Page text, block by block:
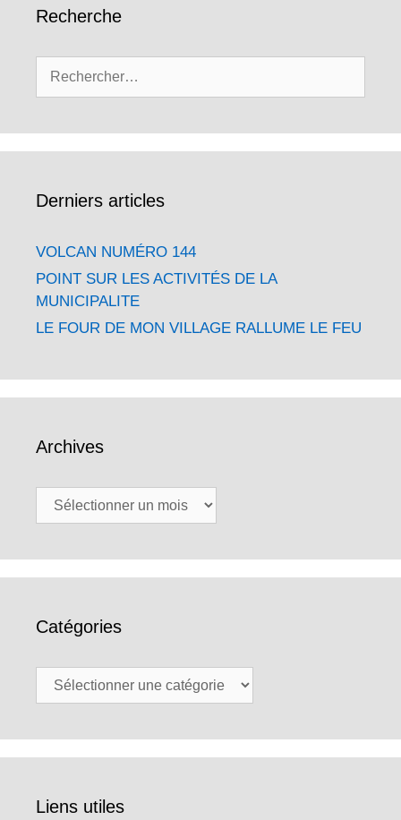
Recherche
Rechercher :
Derniers articles
VOLCAN NUMÉRO 144
POINT SUR LES ACTIVITÉS DE LA
MUNICIPALITE
LE FOUR DE MON VILLAGE RALLUME LE FEU
Archives
Archives
Catégories
Catégories
Liens utiles